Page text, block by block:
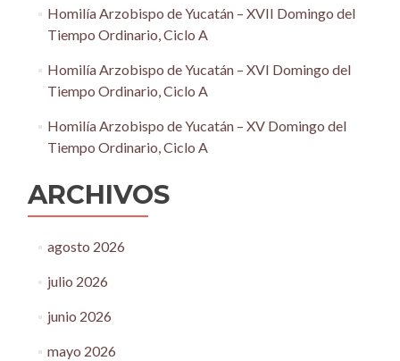
Homilía Arzobispo de Yucatán – XVII Domingo del
Tiempo Ordinario, Ciclo A
Homilía Arzobispo de Yucatán – XVI Domingo del
Tiempo Ordinario, Ciclo A
Homilía Arzobispo de Yucatán – XV Domingo del
Tiempo Ordinario, Ciclo A
ARCHIVOS
agosto 2026
julio 2026
junio 2026
mayo 2026